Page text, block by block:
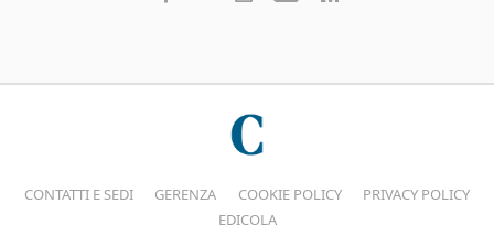
CONTATTI E SEDI GERENZA COOKIE POLICY
PRIVACY POLICY
EDICOLA